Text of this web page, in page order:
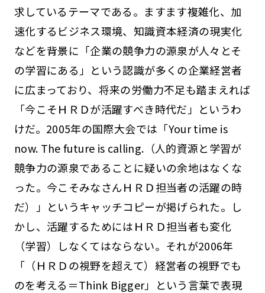
求しているテーマである。ますます複雑化、加
速化するビジネス環境、知識資本経済の現実化
などを背景に「企業の競争力の源泉が人々とそ
の学習にある」という認識が多くの企業経営者
に広まっており、将来の労働力不足も踏まえれば
「今こそＨＲＤが活躍すべき時代だ」というわ
けだ。2005年の国際大会では「Your time is
now. The future is calling.（人的資源と学習が
競争力の源泉であることに疑いの余地はなくな
った。今こそみなさんＨＲＤ担当者の活躍の時
だ）」というキャッチコピーが掲げられた。し
かし、活躍するためにはＨＲＤ担当者も変化
（学習）しなくてはならない。それが2006年
「（ＨＲＤの視野を超えて）経営者の視野でも
のを考える＝Think Bigger」という言葉で表現